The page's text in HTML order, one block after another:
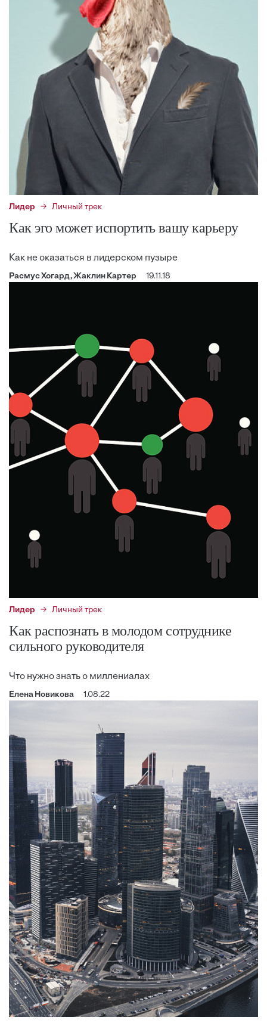
Лидер Личный трек
Как эго может испортить вашу карьеру
Как не оказаться в лидерском пузыре
Расмус Хогард, Жаклин Картер 19.11.18
Лидер Личный трек
Как распознать в молодом сотруднике
сильного руководителя
Что нужно знать о миллениалах
Елена Новикова 1.08.22